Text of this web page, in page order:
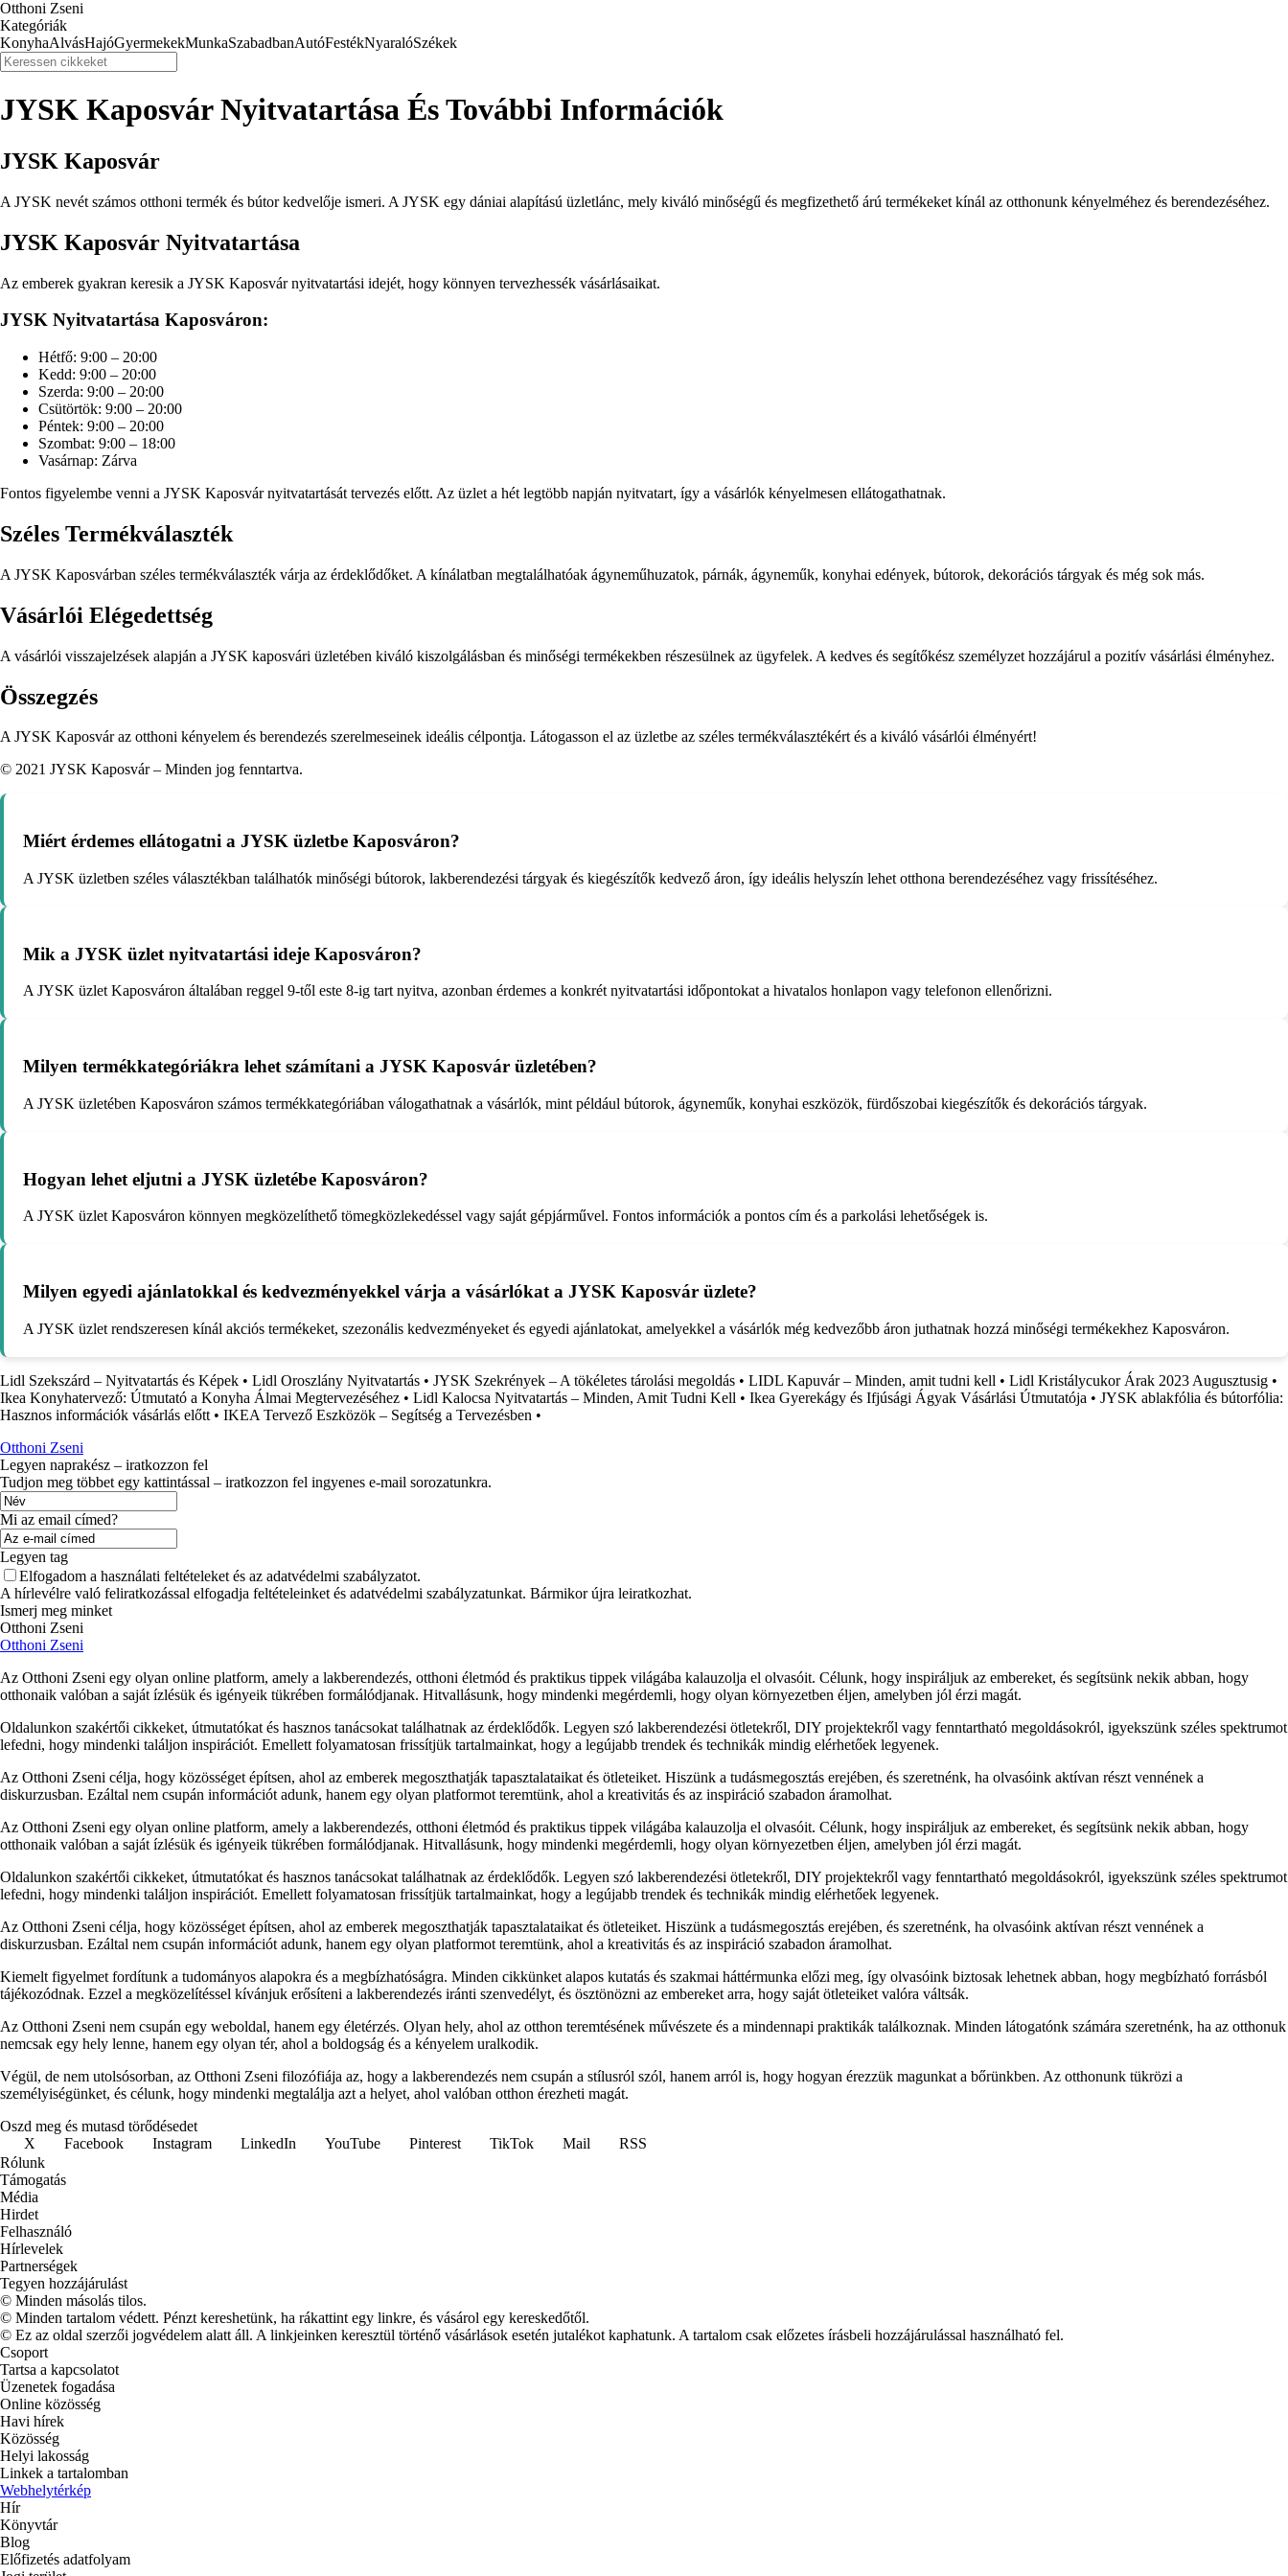
Otthoni Zseni
Kategóriák
KonyhaAlvásHajóGyermekekMunkaSzabadbanAutóFestékNyaralóSzékek
JYSK Kaposvár Nyitvatartása És További Információk
JYSK Kaposvár
A JYSK nevét számos otthoni termék és bútor kedvelője ismeri. A JYSK egy dániai alapítású üzletlánc, mely kiváló minőségű és megfizethető árú termékeket kínál az otthonunk kényelméhez és berendezéséhez.
JYSK Kaposvár Nyitvatartása
Az emberek gyakran keresik a JYSK Kaposvár nyitvatartási idejét, hogy könnyen tervezhessék vásárlásaikat.
JYSK Nyitvatartása Kaposváron:
Hétfő: 9:00 – 20:00
Kedd: 9:00 – 20:00
Szerda: 9:00 – 20:00
Csütörtök: 9:00 – 20:00
Péntek: 9:00 – 20:00
Szombat: 9:00 – 18:00
Vasárnap: Zárva
Fontos figyelembe venni a JYSK Kaposvár nyitvatartását tervezés előtt. Az üzlet a hét legtöbb napján nyitvatart, így a vásárlók kényelmesen ellátogathatnak.
Széles Termékválaszték
A JYSK Kaposvárban széles termékválaszték várja az érdeklődőket. A kínálatban megtalálhatóak ágyneműhuzatok, párnák, ágyneműk, konyhai edények, bútorok, dekorációs tárgyak és még sok más.
Vásárlói Elégedettség
A vásárlói visszajelzések alapján a JYSK kaposvári üzletében kiváló kiszolgálásban és minőségi termékekben részesülnek az ügyfelek. A kedves és segítőkész személyzet hozzájárul a pozitív vásárlási élményhez.
Összegzés
A JYSK Kaposvár az otthoni kényelem és berendezés szerelmeseinek ideális célpontja. Látogasson el az üzletbe az széles termékválasztékért és a kiváló vásárlói élményért!
© 2021 JYSK Kaposvár – Minden jog fenntartva.
Miért érdemes ellátogatni a JYSK üzletbe Kaposváron?
A JYSK üzletben széles választékban találhatók minőségi bútorok, lakberendezési tárgyak és kiegészítők kedvező áron, így ideális helyszín lehet otthona berendezéséhez vagy frissítéséhez.
Mik a JYSK üzlet nyitvatartási ideje Kaposváron?
A JYSK üzlet Kaposváron általában reggel 9-től este 8-ig tart nyitva, azonban érdemes a konkrét nyitvatartási időpontokat a hivatalos honlapon vagy telefonon ellenőrizni.
Milyen termékkategóriákra lehet számítani a JYSK Kaposvár üzletében?
A JYSK üzletében Kaposváron számos termékkategóriában válogathatnak a vásárlók, mint például bútorok, ágyneműk, konyhai eszközök, fürdőszobai kiegészítők és dekorációs tárgyak.
Hogyan lehet eljutni a JYSK üzletébe Kaposváron?
A JYSK üzlet Kaposváron könnyen megközelíthető tömegközlekedéssel vagy saját gépjárművel. Fontos információk a pontos cím és a parkolási lehetőségek is.
Milyen egyedi ajánlatokkal és kedvezményekkel várja a vásárlókat a JYSK Kaposvár üzlete?
A JYSK üzlet rendszeresen kínál akciós termékeket, szezonális kedvezményeket és egyedi ajánlatokat, amelyekkel a vásárlók még kedvezőbb áron juthatnak hozzá minőségi termékekhez Kaposváron.
Lidl Szekszárd – Nyitvatartás és Képek • Lidl Oroszlány Nyitvatartás • JYSK Szekrények – A tökéletes tárolási megoldás • LIDL Kapuvár – Minden, amit tudni kell • Lidl Kristálycukor Árak 2023 Augusztusig •
Ikea Konyhatervező: Útmutató a Konyha Álmai Megtervezéséhez • Lidl Kalocsa Nyitvatartás – Minden, Amit Tudni Kell • Ikea Gyerekágy és Ifjúsági Ágyak Vásárlási Útmutatója • JYSK ablakfólia és bútorfólia:
Hasznos információk vásárlás előtt • IKEA Tervező Eszközök – Segítség a Tervezésben •
Otthoni Zseni
Legyen naprakész – iratkozzon fel
Tudjon meg többet egy kattintással – iratkozzon fel ingyenes e-mail sorozatunkra.
Mi az email címed?
Legyen tag
Elfogadom a használati feltételeket és az adatvédelmi szabályzatot.
A hírlevélre való feliratkozással elfogadja feltételeinket és adatvédelmi szabályzatunkat. Bármikor újra leiratkozhat.
Ismerj meg minket
Otthoni Zseni
Otthoni Zseni
Az Otthoni Zseni egy olyan online platform, amely a lakberendezés, otthoni életmód és praktikus tippek világába kalauzolja el olvasóit. Célunk, hogy inspiráljuk az embereket, és segítsünk nekik abban, hogy
otthonaik valóban a saját ízlésük és igényeik tükrében formálódjanak. Hitvallásunk, hogy mindenki megérdemli, hogy olyan környezetben éljen, amelyben jól érzi magát.
Oldalunkon szakértői cikkeket, útmutatókat és hasznos tanácsokat találhatnak az érdeklődők. Legyen szó lakberendezési ötletekről, DIY projektekről vagy fenntartható megoldásokról, igyekszünk széles spektrumot
lefedni, hogy mindenki találjon inspirációt. Emellett folyamatosan frissítjük tartalmainkat, hogy a legújabb trendek és technikák mindig elérhetőek legyenek.
Az Otthoni Zseni célja, hogy közösséget építsen, ahol az emberek megoszthatják tapasztalataikat és ötleteiket. Hiszünk a tudásmegosztás erejében, és szeretnénk, ha olvasóink aktívan részt vennének a
diskurzusban. Ezáltal nem csupán információt adunk, hanem egy olyan platformot teremtünk, ahol a kreativitás és az inspiráció szabadon áramolhat.
Az Otthoni Zseni egy olyan online platform, amely a lakberendezés, otthoni életmód és praktikus tippek világába kalauzolja el olvasóit. Célunk, hogy inspiráljuk az embereket, és segítsünk nekik abban, hogy
otthonaik valóban a saját ízlésük és igényeik tükrében formálódjanak. Hitvallásunk, hogy mindenki megérdemli, hogy olyan környezetben éljen, amelyben jól érzi magát.
Oldalunkon szakértői cikkeket, útmutatókat és hasznos tanácsokat találhatnak az érdeklődők. Legyen szó lakberendezési ötletekről, DIY projektekről vagy fenntartható megoldásokról, igyekszünk széles spektrumot
lefedni, hogy mindenki találjon inspirációt. Emellett folyamatosan frissítjük tartalmainkat, hogy a legújabb trendek és technikák mindig elérhetőek legyenek.
Az Otthoni Zseni célja, hogy közösséget építsen, ahol az emberek megoszthatják tapasztalataikat és ötleteiket. Hiszünk a tudásmegosztás erejében, és szeretnénk, ha olvasóink aktívan részt vennének a
diskurzusban. Ezáltal nem csupán információt adunk, hanem egy olyan platformot teremtünk, ahol a kreativitás és az inspiráció szabadon áramolhat.
Kiemelt figyelmet fordítunk a tudományos alapokra és a megbízhatóságra. Minden cikkünket alapos kutatás és szakmai háttérmunka előzi meg, így olvasóink biztosak lehetnek abban, hogy megbízható forrásból
tájékozódnak. Ezzel a megközelítéssel kívánjuk erősíteni a lakberendezés iránti szenvedélyt, és ösztönözni az embereket arra, hogy saját ötleteiket valóra váltsák.
Az Otthoni Zseni nem csupán egy weboldal, hanem egy életérzés. Olyan hely, ahol az otthon teremtésének művészete és a mindennapi praktikák találkoznak. Minden látogatónk számára szeretnénk, ha az otthonuk
nemcsak egy hely lenne, hanem egy olyan tér, ahol a boldogság és a kényelem uralkodik.
Végül, de nem utolsósorban, az Otthoni Zseni filozófiája az, hogy a lakberendezés nem csupán a stílusról szól, hanem arról is, hogy hogyan érezzük magunkat a bőrünkben. Az otthonunk tükrözi a
személyiségünket, és célunk, hogy mindenki megtalálja azt a helyet, ahol valóban otthon érezheti magát.
Oszd meg és mutasd törődésedet
X
Facebook Instagram LinkedIn YouTube Pinterest TikTok Mail
RSS
Rólunk
Támogatás
Média
Hirdet
Felhasználó
Hírlevelek
Partnerségek
Tegyen hozzájárulást
© Minden másolás tilos.
© Minden tartalom védett. Pénzt kereshetünk, ha rákattint egy linkre, és vásárol egy kereskedőtől.
© Ez az oldal szerzői jogvédelem alatt áll. A linkjeinken keresztül történő vásárlások esetén jutalékot kaphatunk. A tartalom csak előzetes írásbeli hozzájárulással használható fel.
Csoport
Tartsa a kapcsolatot
Üzenetek fogadása
Online közösség
Havi hírek
Közösség
Helyi lakosság
Linkek a tartalomban
Webhelytérkép
Hír
Könyvtár
Blog
Előfizetés adatfolyam